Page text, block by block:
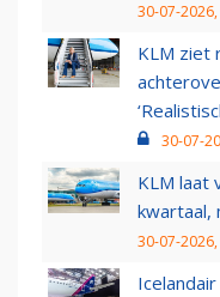
30-07-
KLM ziet
30-07-
KLM laat
kwartaal,
30-07-